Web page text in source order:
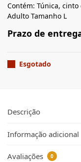
Contém: Túnica, cinto
Adulto Tamanho L
Prazo de
Esgotado
Descrição
Informação adicional
Avaliações 0